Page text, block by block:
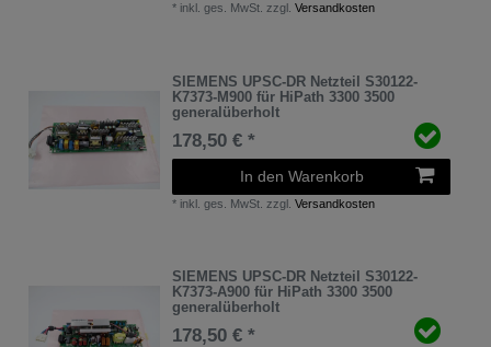
* inkl. ges. MwSt. zzgl.Versandkosten
SIEMENS UPSC-DR Netzteil S30122-
K7373-M900 für HiPath 3300 3500
generalüberholt
178,50 € *
In den Warenkorb
* inkl. ges. MwSt. zzgl.Versandkosten
SIEMENS UPSC-DR Netzteil S30122-
K7373-A900 für HiPath 3300 3500
generalüberholt
178,50 € *